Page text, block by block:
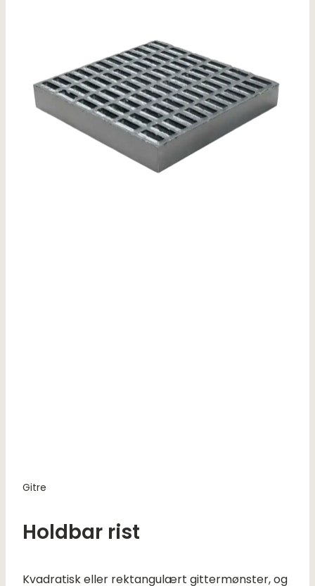
Gitre
Holdbar rist
Kvadratisk eller rektangulært gittermønster, og